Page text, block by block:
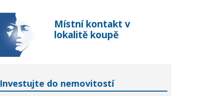
Místní kontakt v
lokalitě koupě
Investujte do nemovitostí